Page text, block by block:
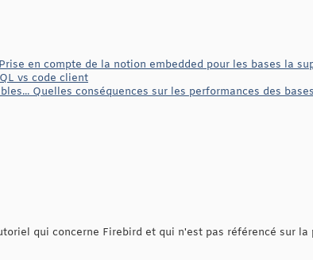
en compte de la notion embedded pour les bases la
vs code client
Quelles conséquences sur les performances des
qui concerne Firebird et qui n'est pas référencé sur